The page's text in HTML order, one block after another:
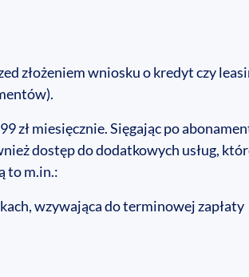
złożeniem wniosku o kredyt czy
zł miesięcznie. Sięgając po
dostęp do dodatkowych usług,
to m.in.:
wzywająca do terminowej zapłaty